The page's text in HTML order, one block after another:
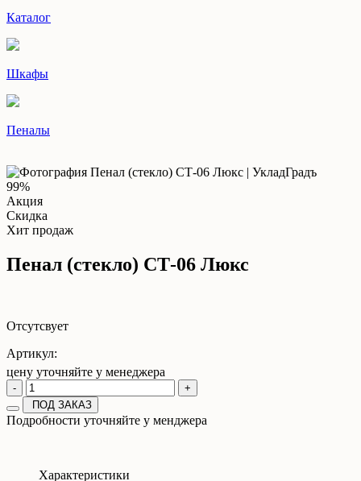
Каталог
Шкафы
Пеналы
99%
Акция
Скидка
Хит продаж
Пенал (стекло) СТ-06 Люкс
Отсутсвует
Артикул:
цену уточняйте у менеджера
-
+
ПОД ЗАКАЗ
Подробности уточняйте у менджера
Характеристики